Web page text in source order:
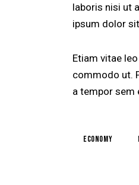
laboris nisi ut
ipsum dolor
Etiam vitae
commodo ut.
a tempor sem
economy